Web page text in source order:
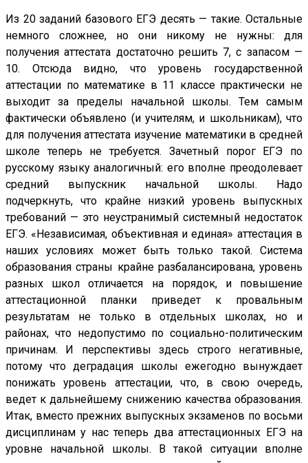
Из 20 заданий базового ЕГЭ десять — такие. Остальные
немного сложнее, но они никому не нужны: для
получения аттестата достаточно решить 7, с запасом —
10. Отсюда видно, что уровень государственной
аттестации по математике в 11 классе практически не
выходит за пределы начальной школы. Тем самым
фактически объявлено (и учителям, и школьникам), что
для получения аттестата изучение математики в средней
школе теперь не требуется. Зачетный порог ЕГЭ по
русскому языку аналогичный: его вполне преодолевает
средний выпускник начальной школы. Надо
подчеркнуть, что крайне низкий уровень выпускных
требований — это неустранимый системный недостаток
ЕГЭ. «Независимая, объективная и единая» аттестация в
наших условиях может быть только такой. Система
образования страны крайне разбалансирована, уровень
разных школ отличается на порядок, и повышение
аттестационной планки приведет к провальным
результатам не только в отдельных школах, но и
районах, что недопустимо по социально-политическим
причинам. И перспективы здесь строго негативные,
потому что деградация школы ежегодно вынуждает
понижать уровень аттестации, что, в свою очередь,
ведет к дальнейшему снижению качества образования.
Итак, вместо прежних выпускных экзаменов по восьми
дисциплинам у нас теперь два аттестационных ЕГЭ на
уровне начальной школы. В такой ситуации вполне